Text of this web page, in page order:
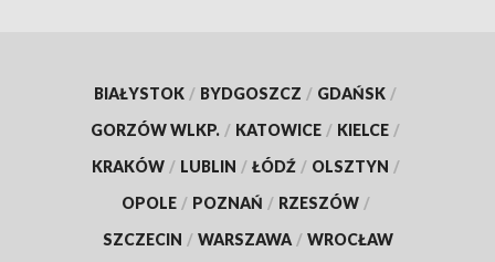
BIAŁYSTOK / BYDGOSZCZ / GDAŃSK /
GORZÓW WLKP. / KATOWICE / KIELCE /
KRAKÓW / LUBLIN / ŁÓDŹ / OLSZTYN /
OPOLE / POZNAŃ / RZESZÓW /
SZCZECIN / WARSZAWA / WROCŁAW